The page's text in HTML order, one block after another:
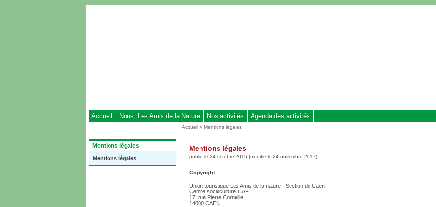
Accueil Nous, Les Amis de la Nature Nos activités Agenda des activités
Dans
la
rubrique
:
Mentions légales
Mentions légales
Vous
Accueil >Mentions légales
Mentions légales
publié le 24 octobre 2015 (modifié le 24 novembre 2017)
Copyright
Union touristique Les Amis de la nature - Section de Caen
Centre socioculturel CAF
17, rue Pierre Corneille
14000 CAEN